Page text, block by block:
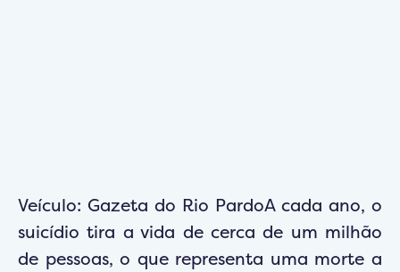
Veículo: Gazeta do Rio PardoA cada ano, o
suicídio tira a vida de cerca de um milhão
de pessoas, o que representa uma morte a